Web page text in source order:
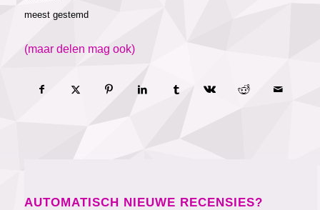
meest gestemd
(maar delen mag ook)
AUTOMATISCH NIEUWE RECENSIES?